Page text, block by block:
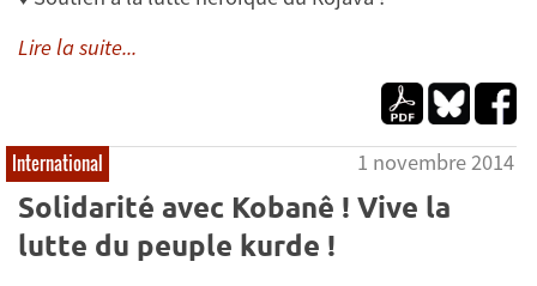
Lire la suite...
International 1 novembre 2014
Solidarité avec Kobanê ! Vive la
lutte du peuple kurde !